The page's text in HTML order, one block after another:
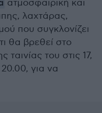
ατμοσφαιρική και
λαχτάρας,
που συγκλονίζει
θα βρεθεί στο
ταινίας του στις 17,
20.00, για να